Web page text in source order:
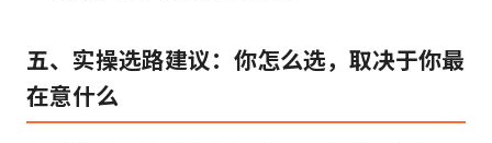
五、实操选路建议：你怎么选，取决于你最
在意什么